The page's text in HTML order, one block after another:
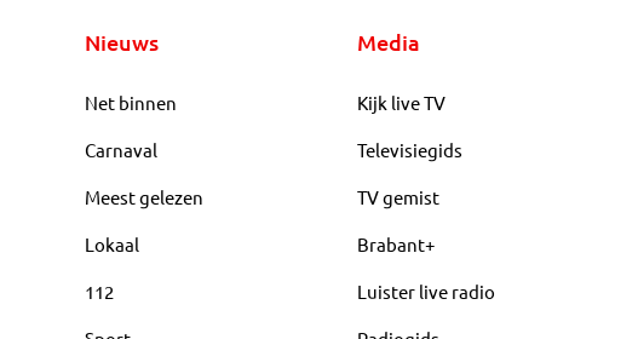
Nieuws
Net binnen
Carnaval
Meest gelezen
Lokaal
112
Media
Kijk live TV
Televisiegids
TV gemist
Brabant+
Luister live radio